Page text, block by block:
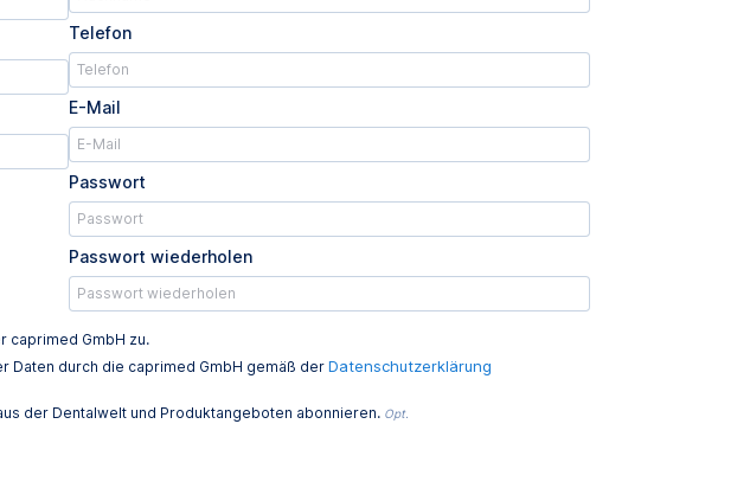
Telefon
E-Mail
Passwort
Passwort wiederholen
caprimed GmbH zu.
Daten durch die caprimed GmbH gemäß derDatenschutzerklärung
der Dentalwelt und Produktangeboten abonnieren. Opt.